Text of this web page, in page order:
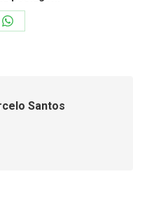
Compartilhar
Santos